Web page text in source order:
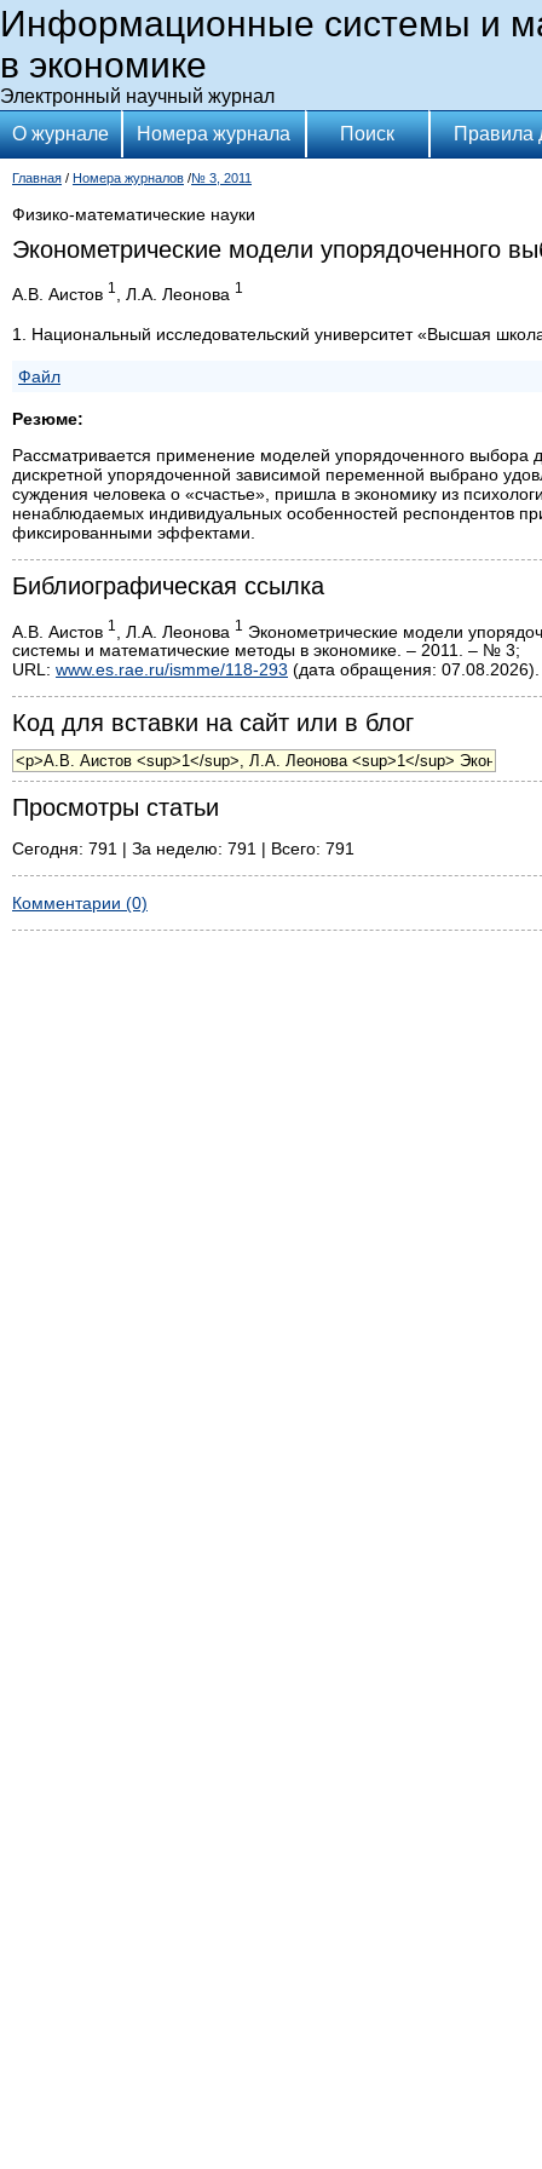
Информационные системы и
в экономике
Электронный научный журнал
О журнале
Номера журнала Поиск Правила
Главная / Номера журналов /№ 3, 2011
Физико-математические науки
Эконометрические модели упорядоченного
А.В. Аистов 1 , Л.А. Леонова 1
1. Национальный исследовательский университет «Высшая
Файл
Резюме:
Рассматривается применение моделей упорядоченного выбора
дискретной упорядоченной зависимой переменной выбрано
суждения человека о «счастье», пришла в экономику из
ненаблюдаемых индивидуальных особенностей респондентов
фиксированными эффектами.
Библиографическая ссылка
А.В. Аистов 1 , Л.А. Леонова 1
Эконометрические модели
системы и математические методы в экономике. – 2011. – № 3;
URL: www.es.rae.ru/ismme/118-293 (дата обращения: 07.08.2026).
Код для вставки на сайт или в блог
Просмотры статьи
Сегодня: 791 | За неделю: 791 | Всего: 791
Комментарии (0)